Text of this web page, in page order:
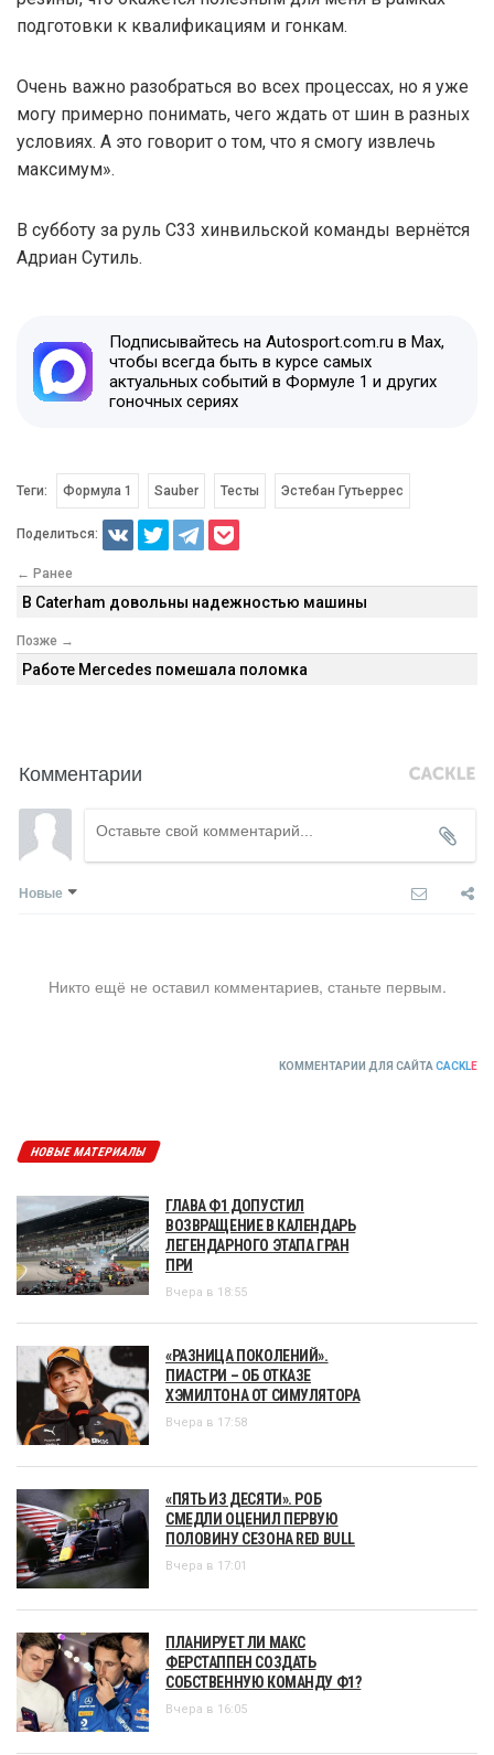
подготовки к квалификациям и гонкам.
Очень важно разобраться во всех процессах, но я уже
могу примерно понимать, чего ждать от шин в разных
условиях. А это говорит о том, что я смогу извлечь
максимум».
В субботу за руль C33 хинвильской команды вернётся
Адриан Сутиль.
Подписывайтесь на Autosport.com.ru в Max,
чтобы всегда быть в курсе самых
актуальных событий в Формуле 1 и других
гоночных сериях
Теги: Формула 1 Sauber Тесты Эстебан Гутьеррес
Поделиться:
← Ранее
В Caterham довольны надежностью машины
Позже →
Работе Mercedes помешала поломка
Комментарии
Новые
Никто ещё не оставил комментариев, станьте первым.
КОММЕНТАРИИ ДЛЯ САЙТА CACKLE
НОВЫЕ МАТЕРИАЛЫ
ГЛАВА Ф1 ДОПУСТИЛ
ВОЗВРАЩЕНИЕ В КАЛЕНДАРЬ
ЛЕГЕНДАРНОГО ЭТАПА ГРАН
ПРИ
Вчера в 18:55
«РАЗНИЦА ПОКОЛЕНИЙ».
ПИАСТРИ – ОБ ОТКАЗЕ
ХЭМИЛТОНА ОТ СИМУЛЯТОРА
Вчера в 17:58
«ПЯТЬ ИЗ ДЕСЯТИ». РОБ
СМЕДЛИ ОЦЕНИЛ ПЕРВУЮ
ПОЛОВИНУ СЕЗОНА RED BULL
Вчера в 17:01
ПЛАНИРУЕТ ЛИ МАКС
ФЕРСТАППЕН СОЗДАТЬ
СОБСТВЕННУЮ КОМАНДУ Ф1?
Вчера в 16:05